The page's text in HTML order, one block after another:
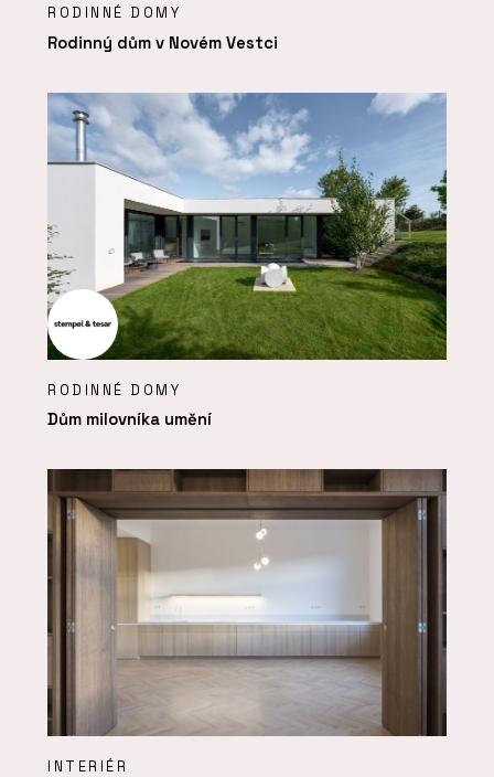
RODINNÉ DOMY
Rodinný dům v Novém Vestci
RODINNÉ DOMY
Dům milovníka umění
INTERIÉR